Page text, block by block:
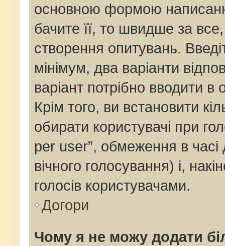
основною формою
бачите її, то швидше за
створення опитувань.
мінімум, два варіанти
варіант потрібно вводити в
Крім того, ви встановити
обирати користувачі при
per user”, обмеження в
вічного голосування) і,
голосів користувачами.
Догори
Чому я не можу додати